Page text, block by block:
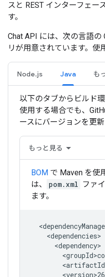
スと REST インターフェー
す。
Chat API には、次の言語の
リが用意されています。使
Node.js Java も
以下のタブからビルド
使用する場合でも、
ースにバージョンを更新
もっと見る
BOM で Maven を使
は、
pom.xml ファ
ます。